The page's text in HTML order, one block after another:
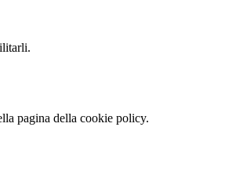
pagina della cookie policy.